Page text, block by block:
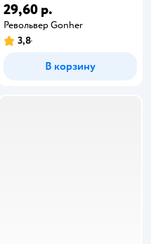
29,60 р.
Револьвер Gonher
3,8
В корзину